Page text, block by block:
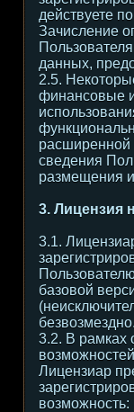
действуете
Зачисление
данных,
2.5.
финансовые
расширенной
сведения
размещения
3. Лицензия
3.1.
базовой
безвозмездно.
3.2. В рамках
Лицензиар
возможность: